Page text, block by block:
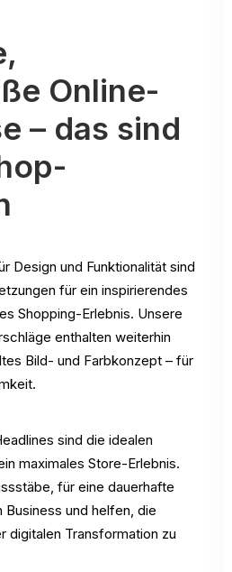
Online-
– das sind
Design und Funktionalität sind
für ein inspirierendes
Shopping-Erlebnis. Unsere
enthalten weiterhin
Bild- und Farbkonzept – für
sind die idealen
maximales Store-Erlebnis.
für eine dauerhafte
Business und helfen, die
digitalen Transformation zu